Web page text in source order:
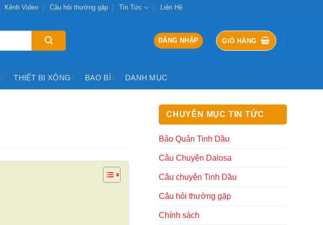
Kênh Video Câu hỏi thường gặp Tin Tức Liên Hệ
ĐĂNG NHẬP GIỎ HÀNG
THIẾT BỊ XÔNG BAO BÌ DANH MỤC
CHUYÊN MỤC TIN TỨC
Bảo Quản Tinh Dầu
Câu Chuyện Dalosa
Câu chuyện Tinh Dầu
Câu hỏi thường gặp
Chính sách